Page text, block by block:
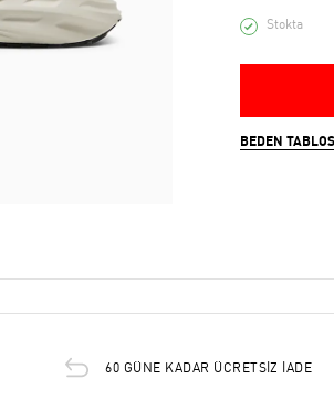
Stokta
BEDEN
60 GÜNE KADAR ÜCRETSİZ İADE